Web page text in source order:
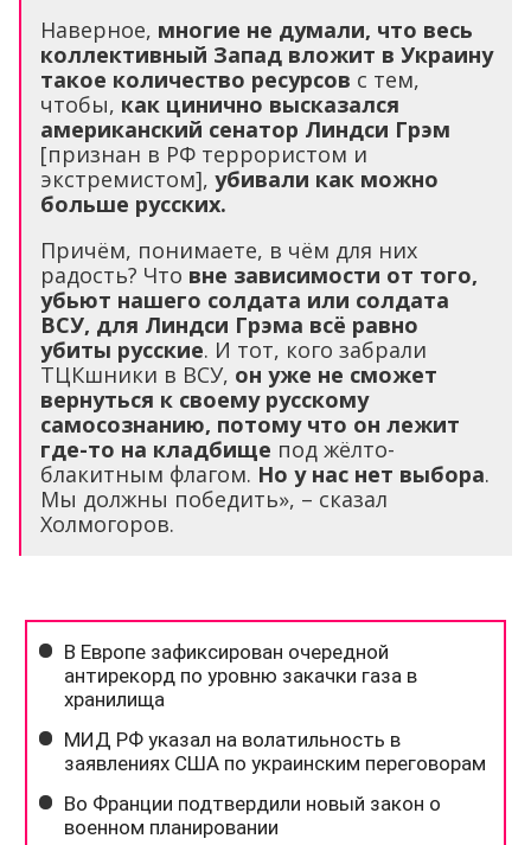
Наверное, многие не думали, что весь
коллективный Запад вложит в Украину
такое количество ресурсов с тем,
чтобы, как цинично высказался
американский сенатор Линдси Грэм
[признан в РФ террористом и
экстремистом], убивали как можно
больше русских.
Причём, понимаете, в чём для них
радость? Что вне зависимости от того,
убьют нашего солдата или солдата
ВСУ, для Линдси Грэма всё равно
убиты русские. И тот, кого забрали
ТЦКшники в ВСУ, он уже не сможет
вернуться к своему русскому
самосознанию, потому что он лежит
где-то на кладбище под жёлто-
блакитным флагом. Но у нас нет выбора.
Мы должны победить», – сказал
Холмогоров.